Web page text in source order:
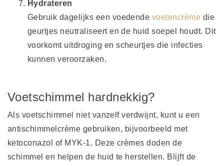
Hydrateren
Gebruik dagelijks een voedende voetencrème die
geurtjes neutraliseert en de huid soepel houdt. Dit
voorkomt uitdroging en scheurtjes die infecties
kunnen veroorzaken.
Voetschimmel hardnekkig?
Als voetschimmel niet vanzelf verdwijnt, kunt u een
antischimmelcrème gebruiken, bijvoorbeeld met
ketoconazol of MYK-1. Deze crèmes doden de
schimmel en helpen de huid te herstellen. Blijft de